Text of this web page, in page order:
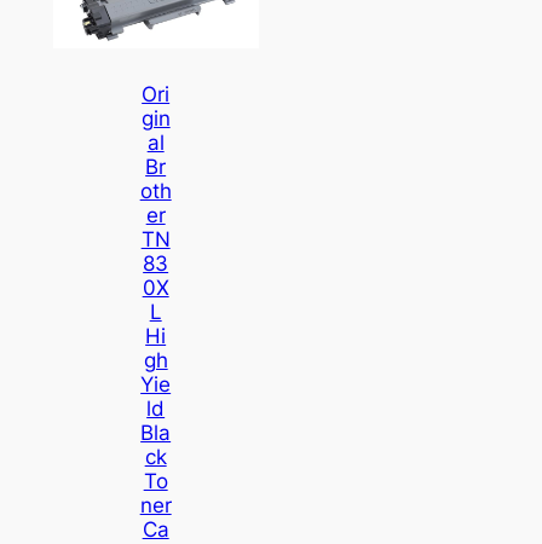
Ori
Gin
Al
Br
Oth
Er
TN
83
0X
L
Hi
Gh
Yie
Ld
Bla
Ck
To
Ner
Ca